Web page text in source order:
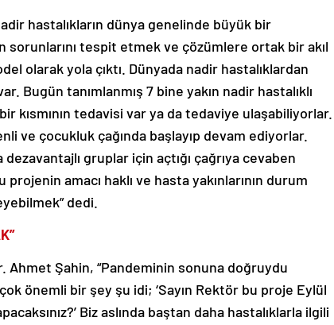
hastalıkların dünya genelinde büyük bir
sorunlarını tespit etmek ve çözümlere ortak bir akıl
olarak yola çıktı. Dünyada nadir hastalıklardan
Bugün tanımlanmış 7 bine yakın nadir hastalıklı
kısmının tedavisi var ya da tedaviye ulaşabiliyorlar.
ve çocukluk çağında başlayıp devam ediyorlar.
dezavantajlı gruplar için açtığı çağrıya cevaben
amacı haklı ve hasta yakınlarının durum
dedi.
Ahmet Şahin, “Pandeminin sonuna doğruydu
önemli bir şey şu idi; ‘Sayın Rektör bu proje Eylül
Biz aslında baştan daha hastalıklarla ilgili